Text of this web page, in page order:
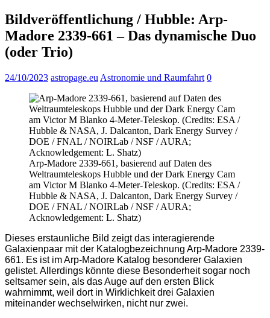
Bildveröffentlichung / Hubble: Arp-
Madore 2339-661 – Das dynamische Duo
(oder Trio)
24/10/2023 astropage.eu Astronomie und Raumfahrt 0
Arp-Madore 2339-661, basierend auf Daten des
Weltraumteleskops Hubble und der Dark Energy Cam
am Victor M Blanko 4-Meter-Teleskop. (Credits: ESA /
Hubble & NASA, J. Dalcanton, Dark Energy Survey /
DOE / FNAL / NOIRLab / NSF / AURA;
Acknowledgement: L. Shatz)
Dieses erstaunliche Bild zeigt das interagierende
Galaxienpaar mit der Katalogbezeichnung Arp-Madore 2339-
661. Es ist im Arp-Madore Katalog besonderer Galaxien
gelistet. Allerdings könnte diese Besonderheit sogar noch
seltsamer sein, als das Auge auf den ersten Blick
wahrnimmt, weil dort in Wirklichkeit drei Galaxien
miteinander wechselwirken, nicht nur zwei.